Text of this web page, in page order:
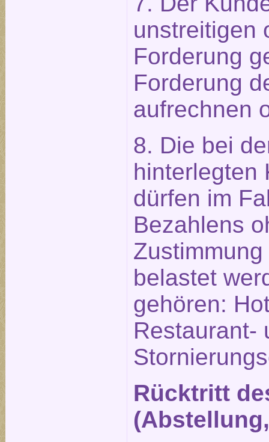
unstreitigen
Forderung
Forderung
aufrechnen
8. Die bei
hinterlegten
dürfen im
Bezahlens
belastet
gehören:
Restaurant-
Rücktritt